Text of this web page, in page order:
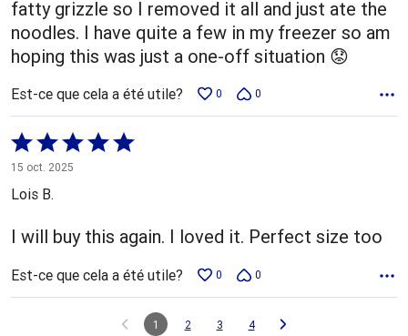
fatty grizzle so I removed it all and just ate the
noodles. I have quite a few in my freezer so am
hoping this was just a one-off situation 😟
Est-ce que cela a été utile? 0 0
Coté
5 sur
5
15 oct. 2025
Lois B.
I will buy this again. I loved it. Perfect size too
Est-ce que cela a été utile? 0 0
1 2 3 4